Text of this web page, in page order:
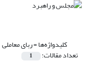
کلیدواژه‌ها =ربای معاملی
تعداد مقالات: 1